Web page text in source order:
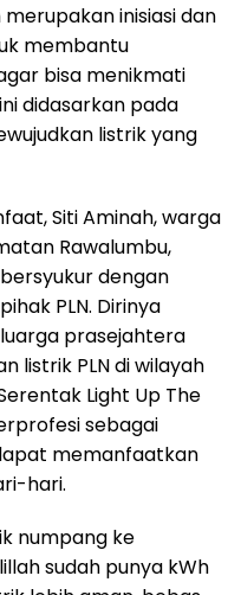
inisiasi dan
membantu
bisa menikmati
didasarkan pada
listrik yang
Siti Aminah, warga
Rawalumbu,
dengan
PLN. Dirinya
prasejahtera
listrik PLN di wilayah
Light Up The
sebagai
memanfaatkan
hari.
numpang ke
sudah punya kWh